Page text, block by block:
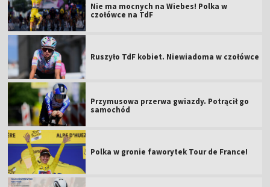
Nie ma mocnych na Wiebes! Polka w
czołówce na TdF
Ruszyło TdF kobiet. Niewiadoma w czołówce
Przymusowa przerwa gwiazdy. Potrącił go
samochód
Polka w gronie faworytek Tour de France!